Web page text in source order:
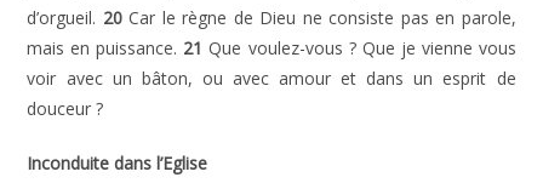
d’orgueil. 20Car le règne de Dieu ne consiste pas en parole,
mais en puissance. 21 Que voulez-vous ? Que je vienne vous
voir avec un bâton, ou avec amour et dans un esprit de
douceur ?
Inconduite dans l’Eglise